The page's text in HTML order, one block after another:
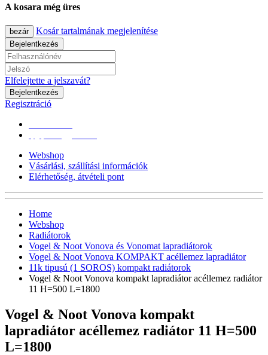
A kosara még üres
bezár Kosár tartalmának megjelenítése
Bejelentkezés
Elfelejtette a jelszavát?
Bejelentkezés
Regisztráció
Webshop
Vásárlási, szállítási információk
Elérhetőség, átvételi pont
Home
Webshop
Radiátorok
Vogel & Noot Vonova és Vonomat lapradiátorok
Vogel & Noot Vonova KOMPAKT acéllemez lapradiátor
11k tipusú (1 SOROS) kompakt radiátorok
Vogel & Noot Vonova kompakt lapradiátor acéllemez radiátor
11 H=500 L=1800
Vogel & Noot Vonova kompakt
lapradiátor acéllemez radiátor 11 H=500
L=1800